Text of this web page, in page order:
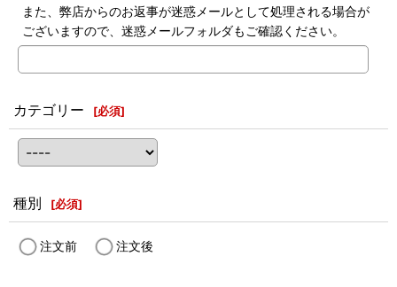
また、弊店からのお返事が迷惑メールとして処理される場合が
ございますので、迷惑メールフォルダもご確認ください。
カテゴリー [必須]
種別 [必須]
注文前 注文後